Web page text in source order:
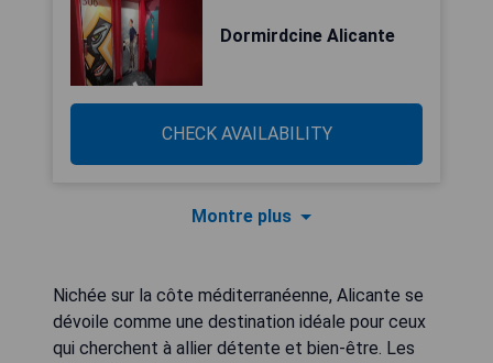
Dormirdcine Alicante
CHECK AVAILABILITY
Montre plus
Nichée sur la côte méditerranéenne, Alicante se
dévoile comme une destination idéale pour ceux
qui cherchent à allier détente et bien-être. Les